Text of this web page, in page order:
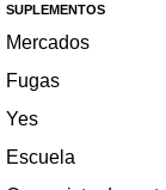
SUPLEMENTOS
Mercados
Fugas
Yes
Escuela